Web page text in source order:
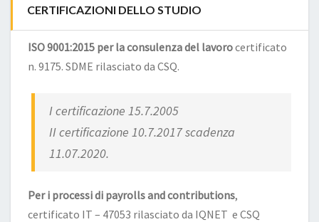
CERTIFICAZIONI DELLO STUDIO
ISO 9001:2015 per la consulenza del lavorocertificato
n. 9175. SDME rilasciato da CSQ.
I certificazione 15.7.2005
II certificazione 10.7.2017 scadenza
11.07.2020.
Per i processi di payrolls and contributions,
certificato IT – 47053 rilasciato da IQNET e CSQ